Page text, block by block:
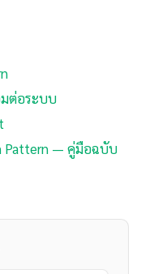
มต่อระบบ
Pattern — คู่มือฉบับ